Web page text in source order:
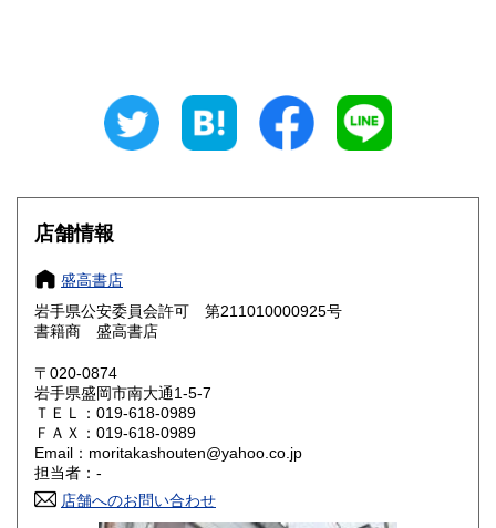
185円 三重県
大阪府
奈良県
鳥取県 185円 島根県
岡山県
山口県 185円
香川県 185円 愛媛県
高知県 185円
店舗情報
盛高書店
岩手県公安委員会許可 第211010000925号
書籍商 盛高書店
〒020-0874
岩手県盛岡市南大通1-5-7
ＴＥＬ：019-618-0989
ＦＡＸ：019-618-0989
Email：moritakashouten@yahoo.co.jp
担当者：-
店舗へのお問い合わせ